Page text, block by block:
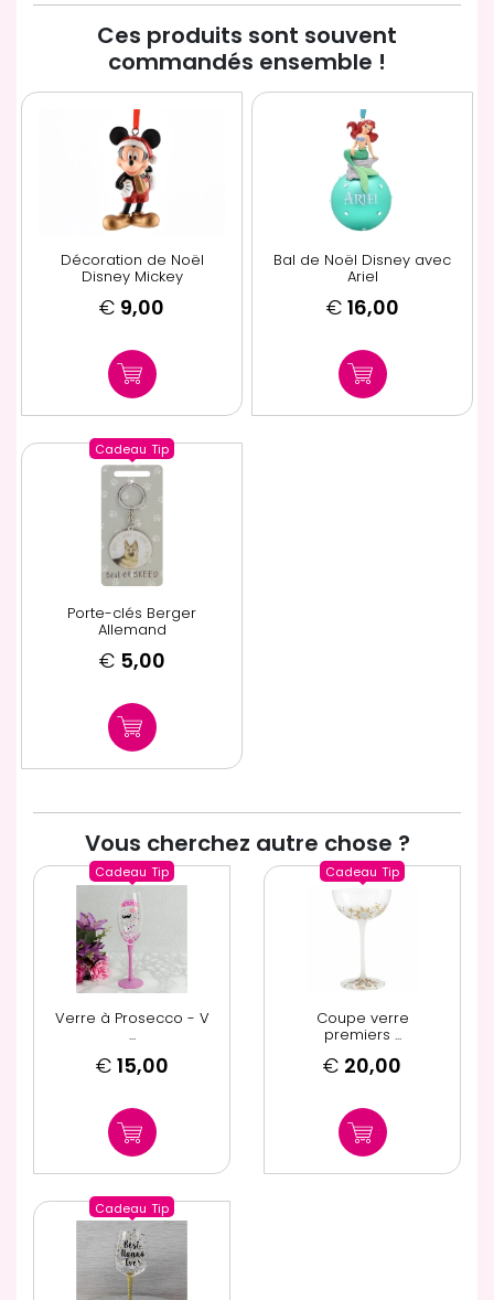
Ces produits sont souvent
commandés ensemble !
Décoration de Noël
Disney Mickey
€ 9,00
Bal de Noël Disney avec
Ariel
€ 16,00
Cadeau Tip
Porte-clés Berger
Allemand
€ 5,00
Vous cherchez autre chose ?
Cadeau Tip
Verre à Prosecco - V
...
€ 15,00
Cadeau Tip
Coupe verre
premiers ...
€ 20,00
Cadeau Tip